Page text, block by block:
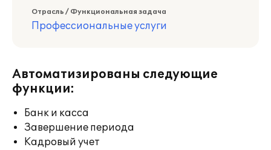
Отрасль / Функциональная задача
Профессиональные услуги
Автоматизированы следующие
функции:
Банк и касса
Завершение периода
Кадровый учет